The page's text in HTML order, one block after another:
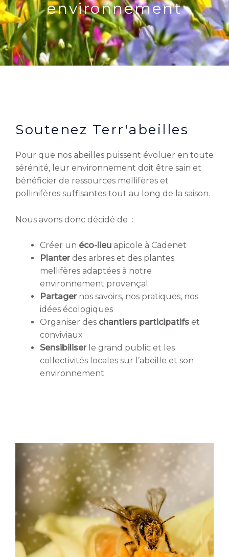
environnement
Soutenez Terr'abeilles
Pour que nos abeilles puissent évoluer en toute
sérénité, leur environnement doit être sain et
bénéficier de ressources mellifères et
pollinifères suffisantes tout au long de la saison.
Nous avons donc décidé de :
Créer un éco-lieu apicole à Cadenet
Planterdes arbres et des plantes
mellifères adaptées à notre
environnement provençal
Partagernos savoirs, nos pratiques, nos
idées écologiques
Organiser des chantiers participatifs et
conviviaux
Sensibiliserle grand public et les
collectivités locales sur l’abeille et son
environnement